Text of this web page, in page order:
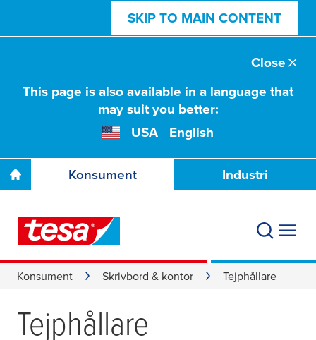
SKIP TO MAIN CONTENT
This page is also available in a language that
may suit you better:
USA
English
Close
Konsument Industri
Konsument Skrivbord & kontor Tejphållare
Tejphållare